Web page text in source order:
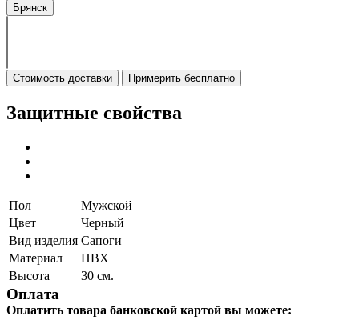
Брянск
Стоимость доставки Примерить бесплатно
Защитные свойства
Пол
Мужской
Цвет
Черный
Вид изделия Сапоги
Материал
ПВХ
Высота
30 см.
Оплата
Оплатить товара банковской картой вы можете: